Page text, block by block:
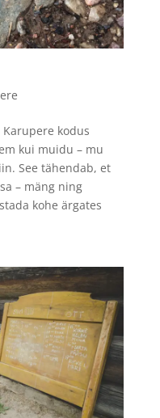
kodus
kui muidu – mu
See tähendab, et
– mäng ning
kohe ärgates